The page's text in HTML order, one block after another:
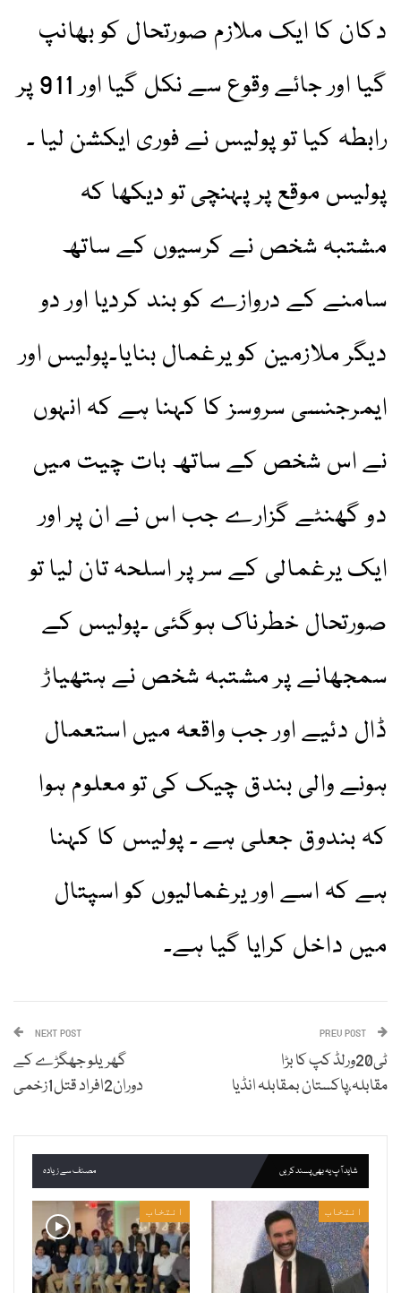
دکان کا ایک ملازم صورتحال کو بھانپ
گیا اور جائے وقوع سے نکل گیا اور 911 پر
رابطہ کیا تو پولیس نے فوری ایکشن لیا ۔
پولیس موقع پر پہنچی تو دیکھا کہ
مشتبہ شخص نے کرسیوں کے ساتھ
سامنے کے دروازے کو بند کردیا اور دو
دیگر ملازمین کو یرغمال بنایا۔پولیس اور
ایمرجنسی سروسز کا کہنا ہے کہ انہوں
نے اس شخص کے ساتھ بات چیت میں
دو گھنٹے گزارے جب اس نے ان پر اور
ایک یرغمالی کے سر پر اسلحہ تان لیا تو
صورتحال خطرناک ہوگئی ۔پولیس کے
سمجھانے پر مشتبہ شخص نے ہتھیاڑ
ڈال دئیے اور جب واقعہ میں استعمال
ہونے والی بندق چیک کی تو معلوم ہوا
کہ بندوق جعلی ہے ۔ پولیس کا کہنا
ہے کہ اسے اور یرغمالیوں کو اسپتال
میں داخل کرایا گیا ہے۔
ٹی20ورلڈ کپ کا بڑا
مقابلہ،پاکستان بمقابلہ انڈیا
NEXT POST
گھریلو جھگڑے کے
دوران2افراد قتل1زخمی
شاید آپ یہ بھی پسند کریں مصنف سے زیادہ
انتخاب انتخاب